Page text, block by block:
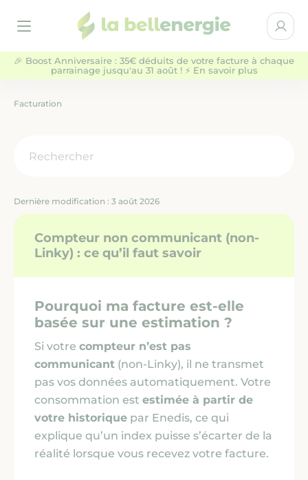
Ouvrir le menu
la bellenergie
Nous contacter
🎉 Boost Anniversaire : 35€ déduits de votre facture à chaque
parrainage jusqu'au 31 août ! ⚡ En savoir plus
Facturation
Dernière modification : 3 août 2026
Compteur non communicant (non-
Linky) : ce qu’il faut savoir
Pourquoi ma facture est-elle
basée sur une estimation ?
Si votre compteur n’est pas
communicant (non-Linky), il ne transmet
pas vos données automatiquement. Votre
consommation est estimée à partir de
votre historique par Enedis, ce qui
explique qu’un index puisse s’écarter de la
réalité lorsque vous recevez votre facture.